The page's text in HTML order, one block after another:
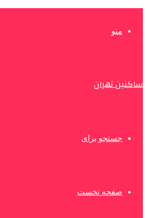
منو
ساکنین تهران
جستجو برای
صفحه نخست